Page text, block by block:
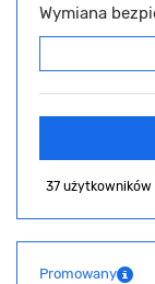
Wymiana
37
Promowany